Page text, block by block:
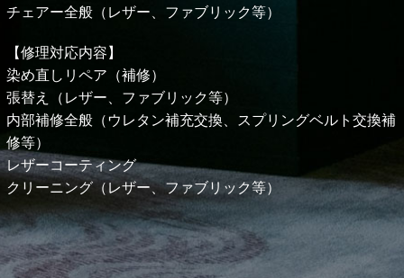
チェアー全般（レザー、ファブリック等）
【修理対応内容】
染め直しリペア（補修）
張替え（レザー、ファブリック等）
内部補修全般（ウレタン補充交換、スプリングベルト交換補
修等）
レザーコーティング
クリーニング（レザー、ファブリック等）